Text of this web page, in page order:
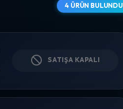
4 ÜRÜN BULUNDU
SATIŞA KAPALI